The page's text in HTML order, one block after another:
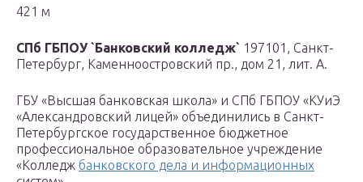
421 м
СПб ГБПОУ `Банковский колледж` 197101, Санкт-
Петербург, Каменноостровский пр., дом 21, лит. А.
ГБУ «Высшая банковская школа» и СПб ГБПОУ «КУиЭ
«Александровский лицей» объединились в Санкт-
Петербургское государственное бюджетное
профессиональное образовательное учреждение
«Колледж банковского дела и информационных